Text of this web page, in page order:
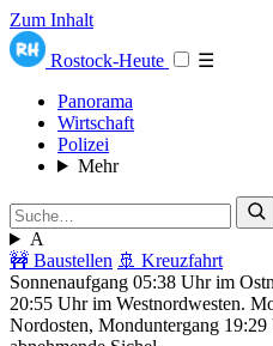
Zum Inhalt
Rostock-Heute
☰
Panorama
Wirtschaft
Polizei
Mehr
A
🚧 Baustellen 🚢 Kreuzfahrt
Sonnenaufgang 05:38 Uhr im
20:55 Uhr im Westnordwesten.
Nordosten, Monduntergang